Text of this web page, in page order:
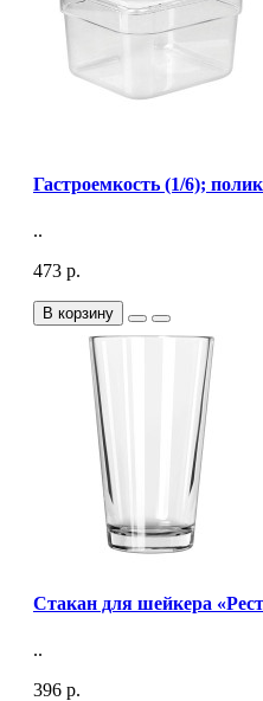
Гастроемкость (1/6);
..
473 р.
В корзину
Стакан для шейкера
..
396 р.